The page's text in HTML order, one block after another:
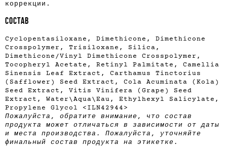
коррекции.
СОСТАВ
Cyclopentasiloxane, Dimethicone, Dimethicone
Crosspolymer, Trisiloxane, Silica,
Dimethicone/Vinyl Dimethicone Crosspolymer,
Tocopheryl Acetate, Retinyl Palmitate, Camellia
Sinensis Leaf Extract, Carthamus Tinctorius
(Safflower) Seed Extract, Cola Acuminata (Kola)
Seed Extract, Vitis Vinifera (Grape) Seed
Extract, Water\Aqua\Eau, Ethylhexyl Salicylate,
Propylene Glycol < ILN42944 >
Пожалуйста, обратите внимание, что состав
продукта может отличаться в зависимости от даты
и места производства. Пожалуйста, уточняйте
финальный состав продукта на этикетке.